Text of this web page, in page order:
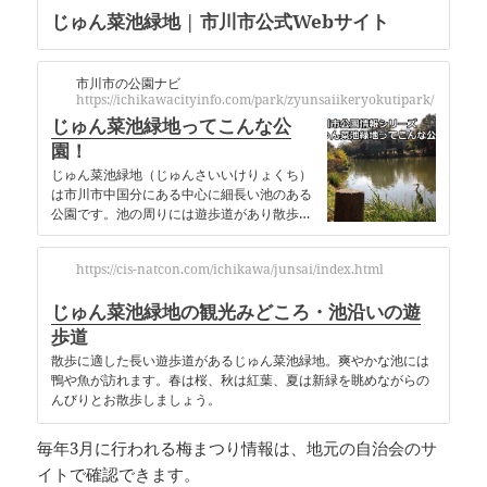
じゅん菜池緑地 | 市川市公式Webサイト
市川市の公園ナビ
https://ichikawacityinfo.com/park/zyunsaiikeryokutipark/
じゅん菜池緑地ってこんな公
園！
じゅん菜池緑地（じゅんさいいけりょくち）
は市川市中国分にある中心に細長い池のある
公園です。池の周りには遊歩道があり散歩コ
ースとして利用でき、遊歩道の途中にはベン
チ・東屋もあってゆっくりと休憩することも
できます。また、池には野鳥などもいるため
https://cis-natcon.com/ichikawa/junsai/index.html
じゅん菜池緑地の観光みどころ・池沿いの遊
歩道
散歩に適した長い遊歩道があるじゅん菜池緑地。爽やかな池には
鴨や魚が訪れます。春は桜、秋は紅葉、夏は新緑を眺めながらの
んびりとお散歩しましょう。
毎年3月に行われる梅まつり情報は、地元の自治会のサ
イトで確認できます。